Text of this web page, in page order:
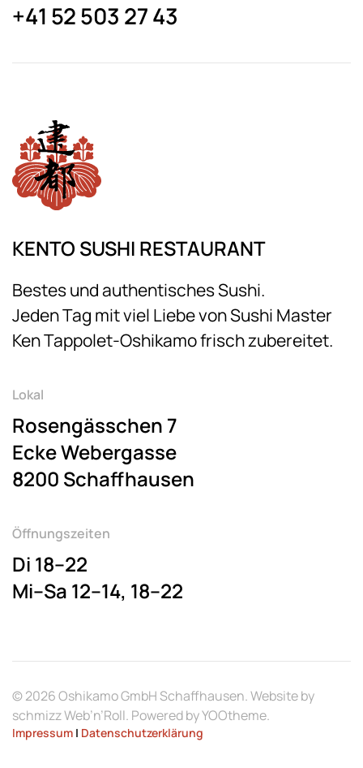
+41 52 503 27 43
KENTO SUSHI RESTAURANT
Bestes und authentisches Sushi.
Jeden Tag mit viel Liebe von Sushi Master
Ken Tappolet-Oshikamo frisch zubereitet.
Lokal
Rosengässchen 7
Ecke Webergasse
8200 Schaffhausen
Öffnungszeiten
Di 18–22
Mi–Sa 12–14, 18–22
©2026Oshikamo GmbH Schaffhausen. Website by
schmizz Web’n’Roll. Powered byYOOtheme.
Impressum | Datenschutzerklärung